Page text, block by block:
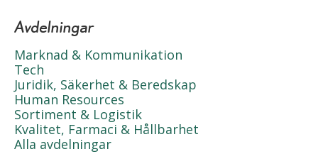
Avdelningar
Marknad & Kommunikation
Tech
Juridik, Säkerhet & Beredskap
Human Resources
Sortiment & Logistik
Kvalitet, Farmaci & Hållbarhet
Alla avdelningar